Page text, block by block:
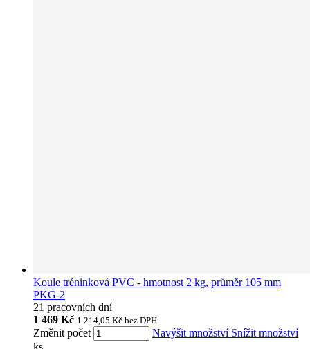
Koule tréninková PVC - hmotnost 2 kg, průměr 105 mm
PKG-2
21 pracovních dní
1 469 Kč 1 214,05 Kč bez DPH
Změnit počet Navýšit množství Snížit množství